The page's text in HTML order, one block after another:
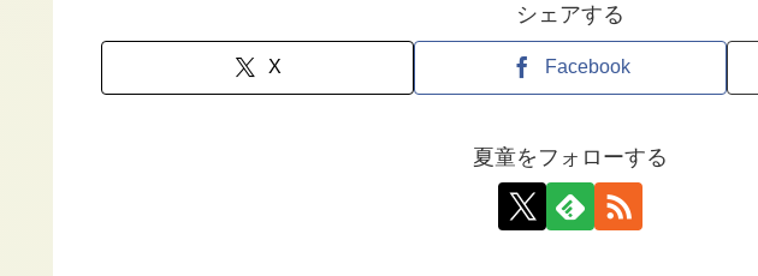
シェアする
X Facebook
夏童をフォローする